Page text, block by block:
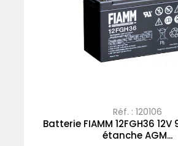
Réf. : 120106
Batterie FIAMM 12FGH36
étanche AGM...